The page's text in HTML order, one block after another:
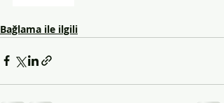
Bağlama ile ilgili